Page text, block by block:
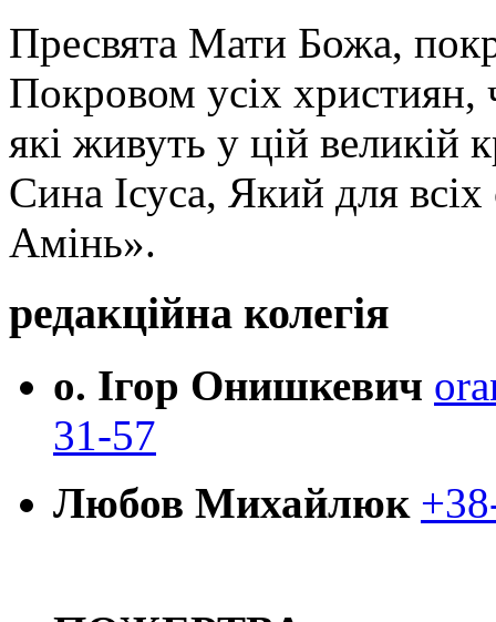
Пресвята Мати Божа,
Покровом усіх християн,
які живуть у цій великій
Сина Ісуса, Який для
Амінь».
редакційна колегія
о. Ігор Онишкевич
31-57
Любов Михайлюк